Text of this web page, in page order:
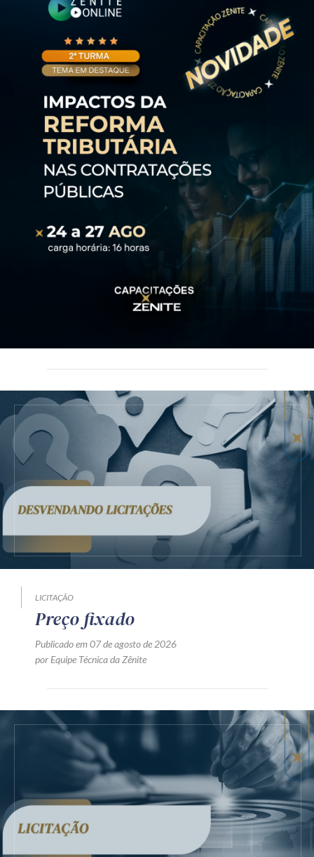
LICITAÇÃO
Preço fixado
Publicado em 07 de agosto de 2026
por Equipe Técnica da Zênite